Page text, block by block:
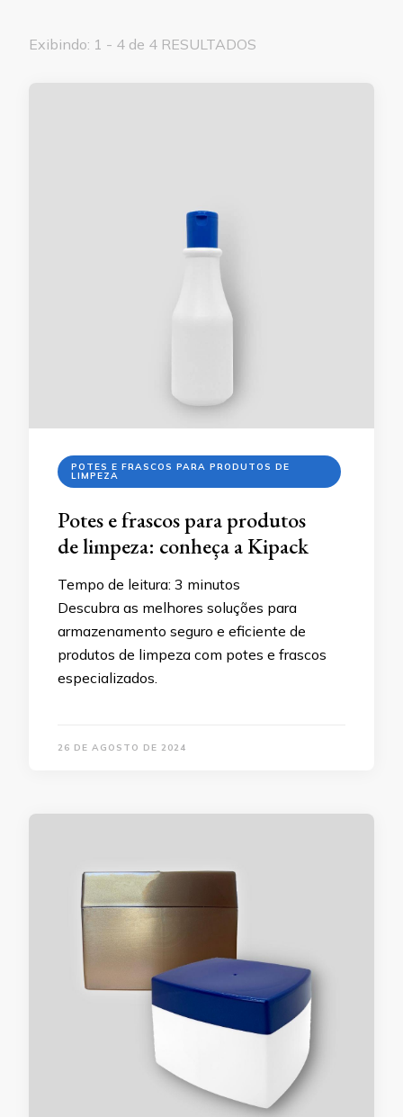
Exibindo: 1 - 4 de 4 RESULTADOS
POTES E FRASCOS PARA PRODUTOS DE
LIMPEZA
Potes e frascos para produtos
de limpeza: conheça a Kipack
Tempo de leitura: 3 minutos
Descubra as melhores soluções para
armazenamento seguro e eficiente de
produtos de limpeza com potes e frascos
especializados.
26 DE AGOSTO DE 2024